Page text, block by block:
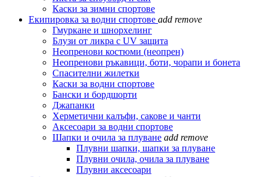
Каски за зимни спортове
Екипировка за водни спортове add remove
Гмуркане и шнорхелинг
Блузи от ликра с UV защита
Неопренови костюми (неопрен)
Неопренови ръкавици, боти, чорапи и бонета
Спасителни жилетки
Каски за водни спортове
Бански и бордшорти
Джапанки
Херметични калъфи, сакове и чанти
Аксесоари за водни спортове
Шапки и очила за плуване add remove
Плувни шапки, шапки за плуване
Плувни очила, очила за плуване
Плувни аксесоари